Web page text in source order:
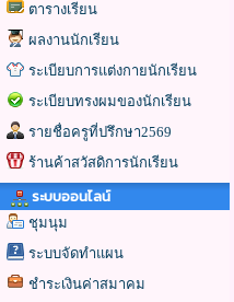
ตารางเรียน
ผลงานนักเรียน
ระเบียบการแต่งกายนักเรียน
ระเบียบทรงผมของนักเรียน
รายชื่อครูที่ปรึกษา2569
ร้านค้าสวัสดิการนักเรียน
ระบบออนไลน์
ชุมนุม
ระบบจัดทำแผน
ชำระเงินค่าสมาคม